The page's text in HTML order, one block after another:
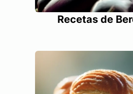
Recetas de